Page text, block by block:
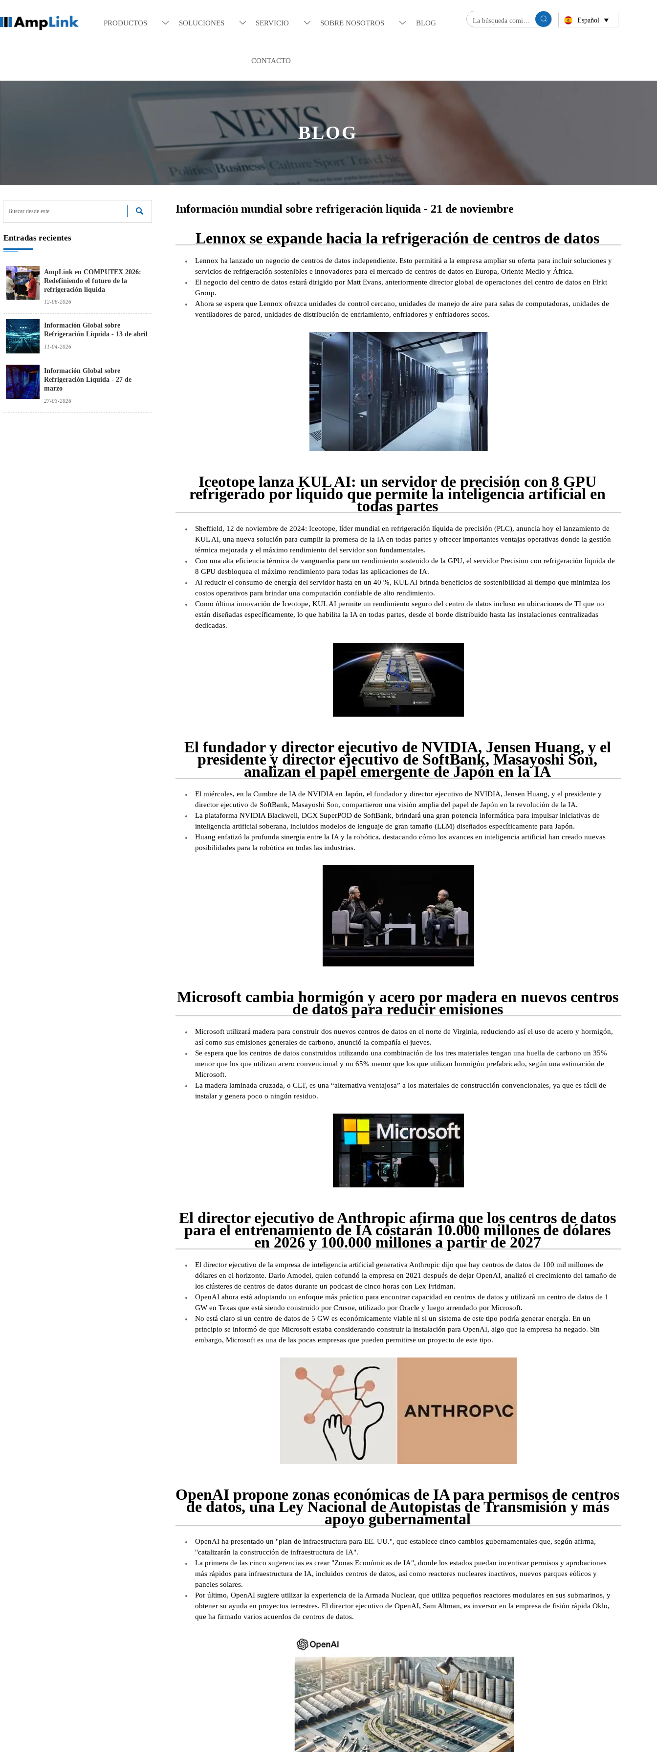
PRODUCTOS  SOLUCIONES  SERVICIO  SOBRE NOSOTROS  BLOG
CONTACTO
 Español 
BLOG

Entradas recientes
AmpLink en COMPUTEX 2026:
Redefiniendo el futuro de la
refrigeración líquida
12-06-2026
Información Global sobre
Refrigeración Líquida - 13 de abril
11-04-2026
Información Global sobre
Refrigeración Líquida - 27 de
marzo
27-03-2026
Información mundial sobre refrigeración líquida - 21 de noviembre
Lennox se expande hacia la refrigeración de centros de datos
Lennox ha lanzado un negocio de centros de datos independiente. Esto permitirá a la empresa ampliar su oferta para incluir soluciones y
servicios de refrigeración sostenibles e innovadores para el mercado de centros de datos en Europa, Oriente Medio y África.
El negocio del centro de datos estará dirigido por Matt Evans, anteriormente director global de operaciones del centro de datos en Flғkt
Group.
Ahora se espera que Lennox ofrezca unidades de control cercano, unidades de manejo de aire para salas de computadoras, unidades de
ventiladores de pared, unidades de distribución de enfriamiento, enfriadores y enfriadores secos.
Iceotope lanza KUL AI: un servidor de precisión con 8 GPU
refrigerado por líquido que permite la inteligencia artificial en
todas partes
Sheffield, 12 de noviembre de 2024: Iceotope, líder mundial en refrigeración líquida de precisión (PLC), anuncia hoy el lanzamiento de
KUL AI, una nueva solución para cumplir la promesa de la IA en todas partes y ofrecer importantes ventajas operativas donde la gestión
térmica mejorada y el máximo rendimiento del servidor son fundamentales.
Con una alta eficiencia térmica de vanguardia para un rendimiento sostenido de la GPU, el servidor Precision con refrigeración líquida de
8 GPU desbloquea el máximo rendimiento para todas las aplicaciones de IA.
Al reducir el consumo de energía del servidor hasta en un 40 %, KUL AI brinda beneficios de sostenibilidad al tiempo que minimiza los
costos operativos para brindar una computación confiable de alto rendimiento.
Como última innovación de Iceotope, KUL AI permite un rendimiento seguro del centro de datos incluso en ubicaciones de TI que no
están diseñadas específicamente, lo que habilita la IA en todas partes, desde el borde distribuido hasta las instalaciones centralizadas
dedicadas.
El fundador y director ejecutivo de NVIDIA, Jensen Huang, y el
presidente y director ejecutivo de SoftBank, Masayoshi Son,
analizan el papel emergente de Japón en la IA
El miércoles, en la Cumbre de IA de NVIDIA en Japón, el fundador y director ejecutivo de NVIDIA, Jensen Huang, y el presidente y
director ejecutivo de SoftBank, Masayoshi Son, compartieron una visión amplia del papel de Japón en la revolución de la IA.
La plataforma NVIDIA Blackwell, DGX SuperPOD de SoftBank, brindará una gran potencia informática para impulsar iniciativas de
inteligencia artificial soberana, incluidos modelos de lenguaje de gran tamaño (LLM) diseñados específicamente para Japón.
Huang enfatizó la profunda sinergia entre la IA y la robótica, destacando cómo los avances en inteligencia artificial han creado nuevas
posibilidades para la robótica en todas las industrias.
Microsoft cambia hormigón y acero por madera en nuevos centros
de datos para reducir emisiones
Microsoft utilizará madera para construir dos nuevos centros de datos en el norte de Virginia, reduciendo así el uso de acero y hormigón,
así como sus emisiones generales de carbono, anunció la compañía el jueves.
Se espera que los centros de datos construidos utilizando una combinación de los tres materiales tengan una huella de carbono un 35%
menor que los que utilizan acero convencional y un 65% menor que los que utilizan hormigón prefabricado, según una estimación de
Microsoft.
La madera laminada cruzada, o CLT, es una “alternativa ventajosa” a los materiales de construcción convencionales, ya que es fácil de
instalar y genera poco o ningún residuo.
El director ejecutivo de Anthropic afirma que los centros de datos
para el entrenamiento de IA costarán 10.000 millones de dólares
en 2026 y 100.000 millones a partir de 2027
El director ejecutivo de la empresa de inteligencia artificial generativa Anthropic dijo que hay centros de datos de 100 mil millones de
dólares en el horizonte. Dario Amodei, quien cofundó la empresa en 2021 después de dejar OpenAI, analizó el crecimiento del tamaño de
los clústeres de centros de datos durante un podcast de cinco horas con Lex Fridman.
OpenAI ahora está adoptando un enfoque más práctico para encontrar capacidad en centros de datos y utilizará un centro de datos de 1
GW en Texas que está siendo construido por Crusoe, utilizado por Oracle y luego arrendado por Microsoft.
No está claro si un centro de datos de 5 GW es económicamente viable ni si un sistema de este tipo podría generar energía. En un
principio se informó de que Microsoft estaba considerando construir la instalación para OpenAI, algo que la empresa ha negado. Sin
embargo, Microsoft es una de las pocas empresas que pueden permitirse un proyecto de este tipo.
OpenAI propone zonas económicas de IA para permisos de centros
de datos, una Ley Nacional de Autopistas de Transmisión y más
apoyo gubernamental
OpenAI ha presentado un "plan de infraestructura para EE. UU.", que establece cinco cambios gubernamentales que, según afirma,
"catalizarán la construcción de infraestructura de IA".
La primera de las cinco sugerencias es crear "Zonas Económicas de IA", donde los estados puedan incentivar permisos y aprobaciones
más rápidos para infraestructura de IA, incluidos centros de datos, así como reactores nucleares inactivos, nuevos parques eólicos y
paneles solares.
Por último, OpenAI sugiere utilizar la experiencia de la Armada Nuclear, que utiliza pequeños reactores modulares en sus submarinos, y
obtener su ayuda en proyectos terrestres. El director ejecutivo de OpenAI, Sam Altman, es inversor en la empresa de fisión rápida Oklo,
que ha firmado varios acuerdos de centros de datos.